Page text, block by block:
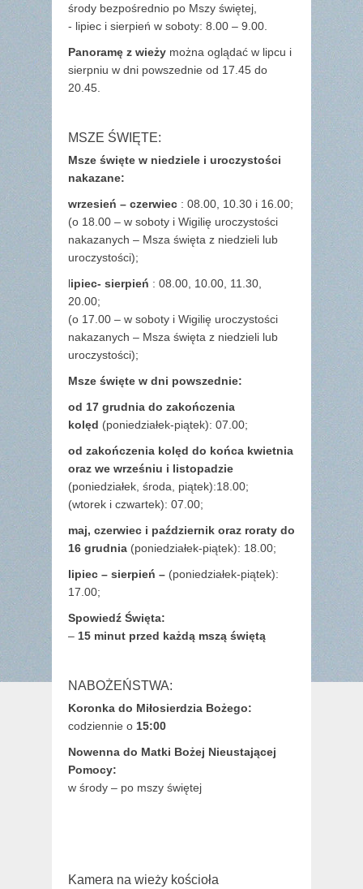
środy bezpośrednio po Mszy świętej,
- lipiec i sierpień w soboty: 8.00 – 9.00.
Panoramę z wieży można oglądać w lipcu i
sierpniu w dni powszednie od 17.45 do
20.45.
MSZE ŚWIĘTE:
Msze święte w niedziele i uroczystości
nakazane:
wrzesień – czerwiec : 08.00, 10.30 i 16.00;
(o 18.00 – w soboty i Wigilię uroczystości
nakazanych – Msza święta z niedzieli lub
uroczystości);
lipiec- sierpień : 08.00, 10.00, 11.30,
20.00;
(o 17.00 – w soboty i Wigilię uroczystości
nakazanych – Msza święta z niedzieli lub
uroczystości);
Msze święte w dni powszednie:
od 17 grudnia do zakończenia
kolęd (poniedziałek-piątek): 07.00;
od zakończenia kolęd do końca kwietnia
oraz we wrześniu i listopadzie
(poniedziałek, środa, piątek):18.00;
(wtorek i czwartek): 07.00;
maj, czerwiec i październik oraz roraty do
16 grudnia (poniedziałek-piątek): 18.00;
lipiec – sierpień – (poniedziałek-piątek):
17.00;
Spowiedź Święta:
– 15 minut przed każdą mszą świętą
NABOŻEŃSTWA:
Koronka do Miłosierdzia Bożego:
codziennie o 15:00
Nowenna do Matki Bożej Nieustającej
Pomocy:
w środy – po mszy świętej
Kamera na wieży kościoła